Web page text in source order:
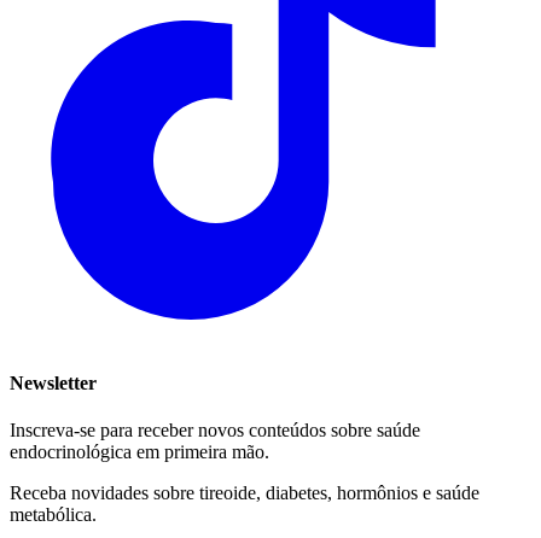
Newsletter
Inscreva-se para receber novos conteúdos sobre saúde
endocrinológica em primeira mão.
Receba novidades sobre tireoide, diabetes, hormônios e saúde
metabólica.